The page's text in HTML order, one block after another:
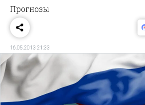
Прогнозы
16.05.2013 21:33